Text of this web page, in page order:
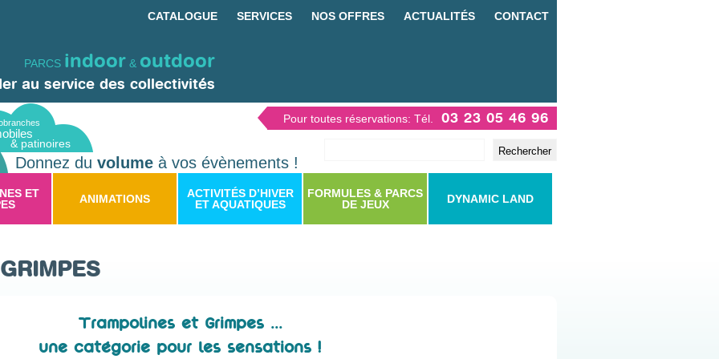
CATALOGUE SERVICES NOS OFFRES ACTUALITÉS CONTACT
PARCS indoor & outdoor
au service des collectivités
& patinoires
Donnez du volume à vos évènements !
Pour toutes réservations: Tél. 03 23 05 46 96
ET
ANIMATIONS
ACTIVITÉS D’HIVER
ET AQUATIQUES
FORMULES & PARCS
DE JEUX
DYNAMIC LAND
Trampolines et Grimpes ...
une catégorie pour les sensations !